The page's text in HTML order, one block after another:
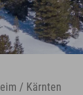
/ Kärnten